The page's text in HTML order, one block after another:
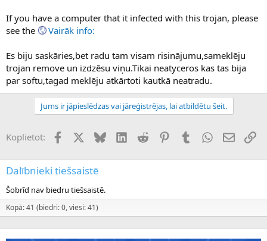
If you have a computer that it infected with this trojan, please
see the
Vairāk info:
Es biju saskāries,bet radu tam visam risinājumu,sameklēju
trojan remove un izdzēsu viņu.Tikai neatyceros kas tas bija
par softu,tagad meklēju atkārtoti kautkā neatradu.
Jums ir jāpieslēdzas vai jāreģistrējas, lai atbildētu šeit.
Koplietot: FacebookX (Twitter)
BlueskyLinkedInReddit PinterestTumblrWhatsApp
E-pasts
Dalībnieki tiešsaistē
Šobrīd nav biedru tiešsaistē.
Kopā: 41 (biedri: 0, viesi: 41)